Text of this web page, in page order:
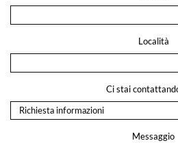
Località
Ci stai
Messaggio